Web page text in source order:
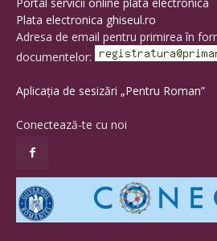
Plata electronica ghiseul.ro
Adresa de email pentru primirea în
documentelor:
Aplicația de sesizări „Pentru Roman”
Conectează-te cu noi